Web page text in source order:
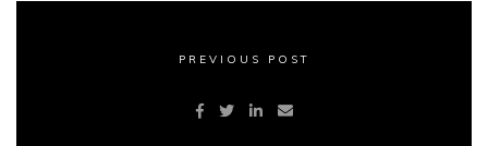
PREVIOUS POST